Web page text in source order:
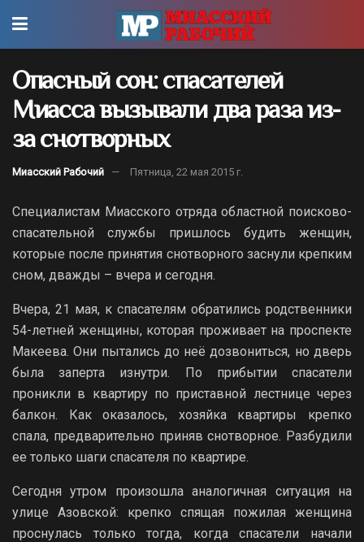
Опасный сон: спасателей
Миасса вызывали два раза из-
за снотворных
Миасский Рабочий Пятница, 22 мая 2015 г.
Специалистам Миасского отряда областной поисково-
спасательной службы пришлось будить женщин,
которые после принятия снотворного заснули крепким
сном, дважды – вчера и сегодня.
Вчера, 21 мая, к спасателям обратились родственники
54-летней женщины, которая проживает на проспекте
Макеева. Они пытались до неё дозвониться, но дверь
была заперта изнутри. По прибытии спасатели
проникли в квартиру по приставной лестнице через
балкон. Как оказалось, хозяйка квартиры крепко
спала, предварительно приняв снотворное. Разбудили
ее только шаги спасателя по квартире.
Сегодня утром произошла аналогичная ситуация на
улице Азовской: крепко спящая пожилая женщина
проснулась только тогда, когда спасатели начали